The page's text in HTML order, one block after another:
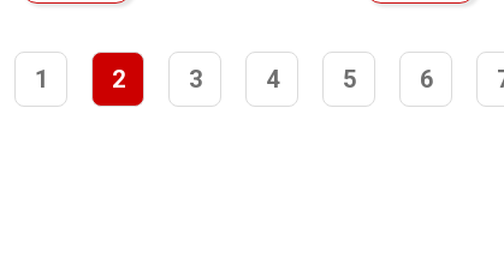
1 2 3 4 5 6